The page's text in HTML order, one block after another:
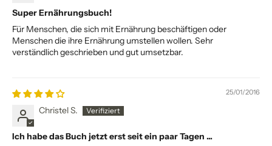
Super Ernährungsbuch!
Für Menschen, die sich mit Ernährung beschäftigen oder
Menschen die ihre Ernährung umstellen wollen. Sehr
verständlich geschrieben und gut umsetzbar.
25/01/2016
Christel S.
Ich habe das Buch jetzt erst seit ein paar Tagen ...